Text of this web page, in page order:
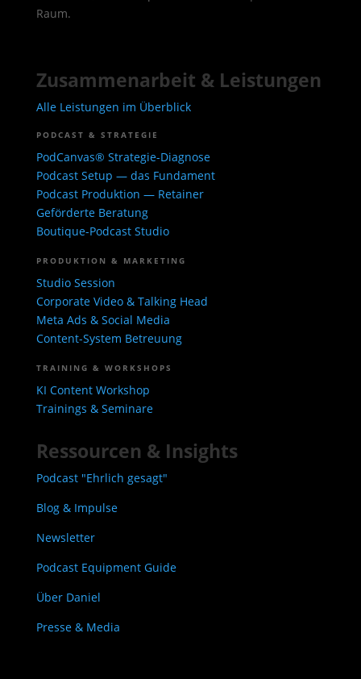
Raum.
Zusammenarbeit & Leistungen
Alle Leistungen im Überblick
PODCAST & STRATEGIE
PodCanvas® Strategie-Diagnose
Podcast Setup — das Fundament
Podcast Produktion — Retainer
Geförderte Beratung
Boutique-Podcast Studio
PRODUKTION & MARKETING
Studio Session
Corporate Video & Talking Head
Meta Ads & Social Media
Content-System Betreuung
TRAINING & WORKSHOPS
KI Content Workshop
Trainings & Seminare
Ressourcen & Insights
Podcast "Ehrlich gesagt"
Blog & Impulse
Newsletter
Podcast Equipment Guide
Über Daniel
Presse & Media